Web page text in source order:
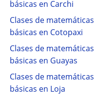
básicas en Carchi
Clases de matemáticas
básicas en Cotopaxi
Clases de matemáticas
básicas en Guayas
Clases de matemáticas
básicas en Loja